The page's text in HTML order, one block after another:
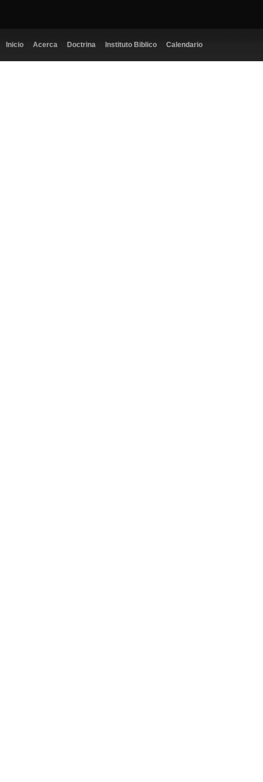
Inicio Acerca Doctrina Instituto Biblico Calendario